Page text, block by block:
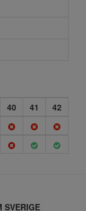
40 41
42
SVERIGE